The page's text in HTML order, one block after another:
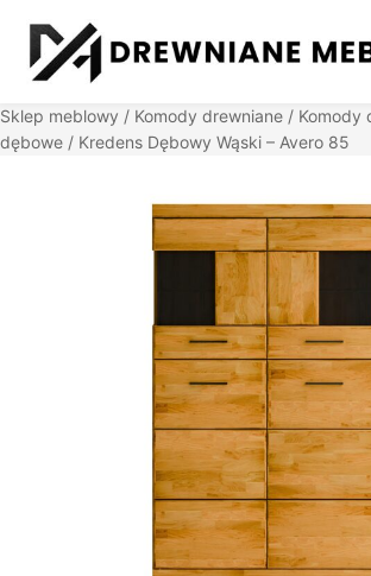
Sklep meblowy / Komody drewniane / Komody
dębowe / Kredens Dębowy Wąski – Avero 85